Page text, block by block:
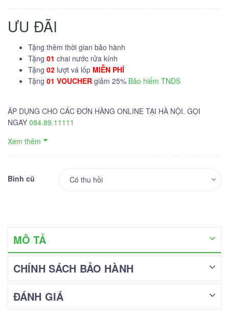
ƯU ĐÃI
Tặng thêm thời gian bảo hành
Tặng 01 chai nước rửa kính
Tặng 02 lượt vá lốp MIỄN PHÍ
Tặng 01 VOUCHER giảm 25% Bảo hiểm TNDS
ÁP DỤNG CHO CÁC ĐƠN HÀNG ONLINE TẠI HÀ NỘI. GỌI
NGAY 084.89.11111
Xem thêm
Bình cũ
MÔ TẢ
CHÍNH SÁCH BẢO HÀNH
ĐÁNH GIÁ